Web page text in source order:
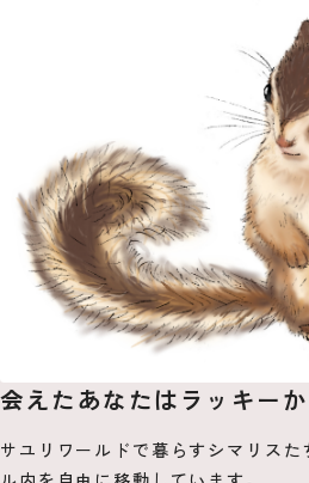
会えたあなたはラッキーか
サユリワールドで暮らすシマリス